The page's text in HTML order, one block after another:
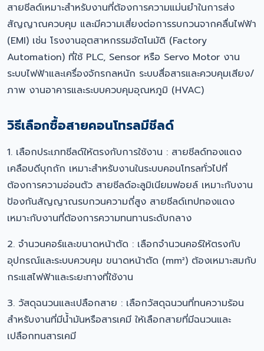
สายชีลด์เหมาะสำหรับงานที่ต้องการความแม่นยำในการส่ง
สัญญาณควบคุม และมีความเสี่ยงต่อการรบกวนจากคลื่นไฟฟ้า
(EMI) เช่น โรงงานอุตสาหกรรมอัตโนมัติ (Factory
Automation) ที่ใช้ PLC, Sensor หรือ Servo Motor งาน
ระบบไฟฟ้าและเครื่องจักรกลหนัก ระบบสื่อสารและควบคุมเสียง/
ภาพ งานอาคารและระบบควบคุมอุณหภูมิ (HVAC)
วิธีเลือกซื้อสายคอนโทรลมีชีลด์
1. เลือกประเภทชีลด์ให้ตรงกับการใช้งาน : สายชีลด์ทองแดง
เคลือบดีบุกถัก เหมาะสำหรับงานในระบบคอนโทรลทั่วไปที่
ต้องการความอ่อนตัว สายชีลด์อะลูมิเนียมฟอยล์ เหมาะกับงาน
ป้องกันสัญญาณรบกวนความถี่สูง สายชีลด์เทปทองแดง
เหมาะกับงานที่ต้องการความทนทานระดับกลาง
2. จำนวนคอร์และขนาดหน้าตัด : เลือกจำนวนคอร์ให้ตรงกับ
อุปกรณ์และระบบควบคุม ขนาดหน้าตัด (mm²) ต้องเหมาะสมกับ
กระแสไฟฟ้าและระยะทางที่ใช้งาน
3. วัสดุฉนวนและเปลือกสาย : เลือกวัสดุฉนวนที่ทนความร้อน
สำหรับงานที่มีน้ำมันหรือสารเคมี ให้เลือกสายที่มีฉนวนและ
เปลือกทนสารเคมี